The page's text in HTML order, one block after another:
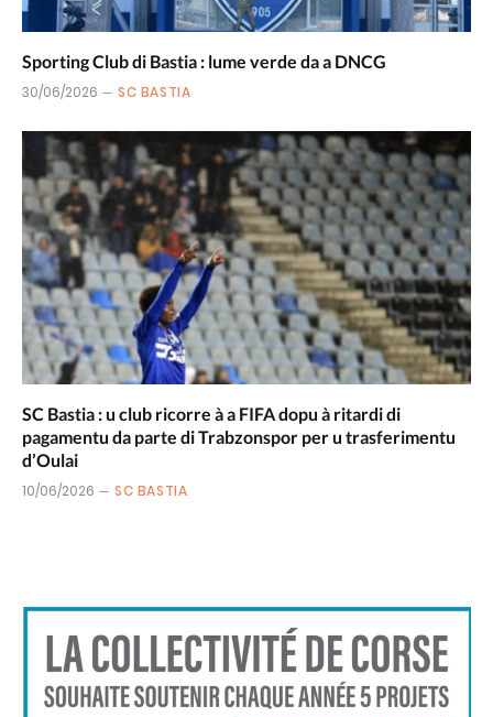
Sporting Club di Bastia : lume verde da a DNCG
30/06/2026 SC BASTIA
SC Bastia : u club ricorre à a FIFA dopu à ritardi di
pagamentu da parte di Trabzonspor per u trasferimentu
d’Oulai
10/06/2026 SC BASTIA